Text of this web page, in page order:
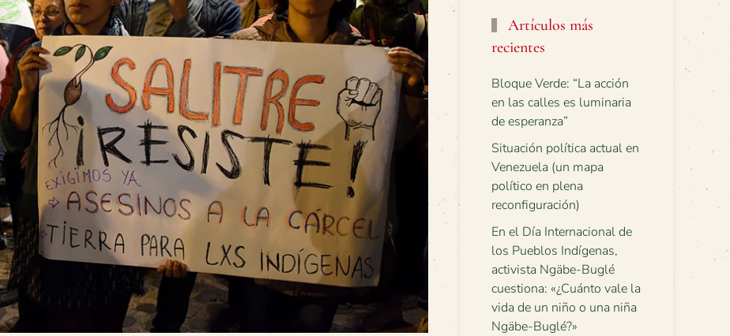
Artículos más
recientes
Bloque Verde: “La acción
en las calles es luminaria
de esperanza”
Situación política actual en
Venezuela (un mapa
político en plena
reconfiguración)
En el Día Internacional de
los Pueblos Indígenas,
activista Ngäbe-Buglé
cuestiona: «¿Cuánto vale la
vida de un niño o una niña
Ngäbe-Buglé?»